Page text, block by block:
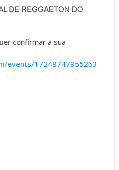
DE REGGAETON DO
confirmar a sua
events/17248747955263